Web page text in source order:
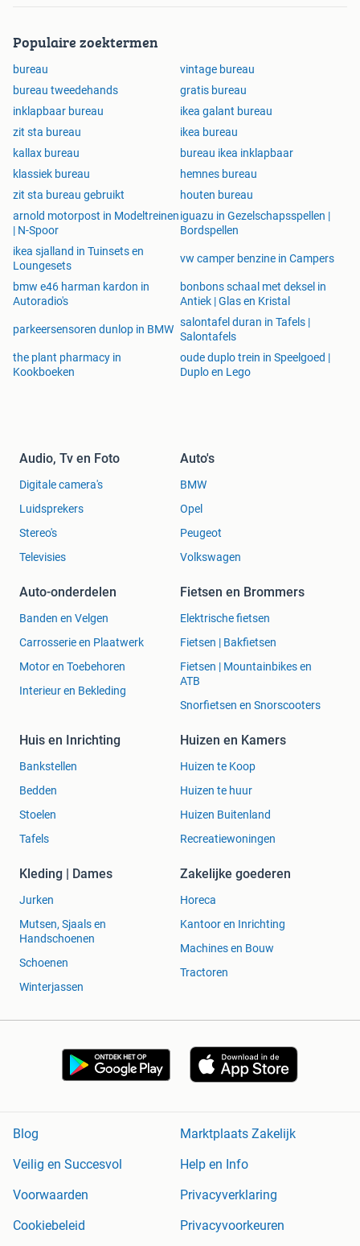
Populaire zoektermen
bureau
vintage bureau
bureau tweedehands
gratis bureau
inklapbaar bureau
ikea galant bureau
zit sta bureau
ikea bureau
kallax bureau
bureau ikea inklapbaar
klassiek bureau
hemnes bureau
zit sta bureau gebruikt
houten bureau
arnold motorpost in Modeltreinen
| N-Spoor
iguazu in Gezelschapsspellen |
Bordspellen
ikea sjalland in Tuinsets en
Loungesets
vw camper benzine in Campers
bmw e46 harman kardon in
Autoradio's
bonbons schaal met deksel in
Antiek | Glas en Kristal
parkeersensoren dunlop in BMW
salontafel duran in Tafels |
Salontafels
the plant pharmacy in
Kookboeken
oude duplo trein in Speelgoed |
Duplo en Lego
Audio, Tv en Foto
Digitale camera's
Luidsprekers
Stereo's
Televisies
Auto's
BMW
Opel
Peugeot
Volkswagen
Auto-onderdelen
Banden en Velgen
Carrosserie en Plaatwerk
Motor en Toebehoren
Interieur en Bekleding
Fietsen en Brommers
Elektrische fietsen
Fietsen | Bakfietsen
Fietsen | Mountainbikes en
ATB
Snorfietsen en Snorscooters
Huis en Inrichting
Bankstellen
Bedden
Stoelen
Tafels
Huizen en Kamers
Huizen te Koop
Huizen te huur
Huizen Buitenland
Recreatiewoningen
Kleding | Dames
Jurken
Mutsen, Sjaals en
Handschoenen
Schoenen
Winterjassen
Zakelijke goederen
Horeca
Kantoor en Inrichting
Machines en Bouw
Tractoren
Blog
Marktplaats Zakelijk
Veilig en Succesvol
Help en Info
Voorwaarden
Privacyverklaring
Cookiebeleid
Privacyvoorkeuren